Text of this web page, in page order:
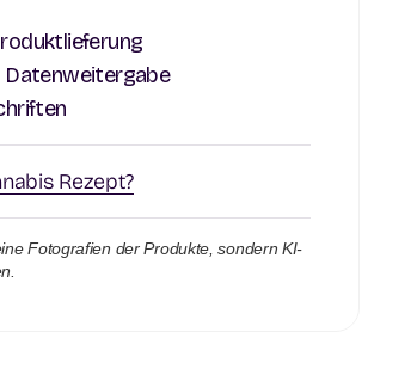
Datenweitergabe
Rezept?
Fotografien der Produkte, sondern KI-